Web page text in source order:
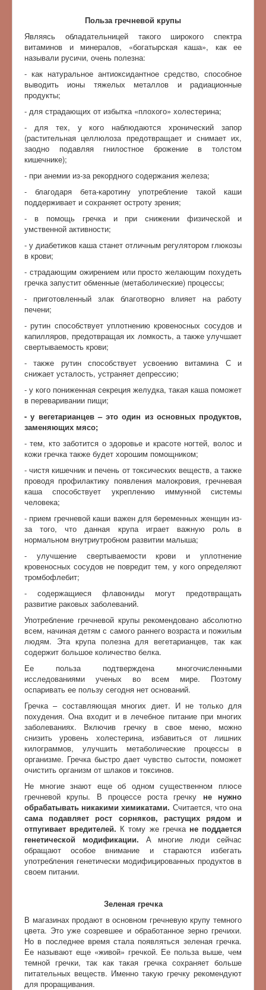
Польза гречневой крупы
Являясь обладательницей такого широкого спектра
витаминов и минералов, «богатырская каша», как ее
называли русичи, очень полезна:
- как натуральное антиоксидантное средство, способное
выводить ионы тяжелых металлов и радиационные
продукты;
- для страдающих от избытка «плохого» холестерина;
- для тех, у кого наблюдаются хронический запор
(растительная целлюлоза предотвращает и снимает их,
заодно подавляя гнилостное брожение в толстом
кишечнике);
- при анемии из-за рекордного содержания железа;
- благодаря бета-каротину употребление такой каши
поддерживает и сохраняет остроту зрения;
- в помощь гречка и при снижении физической и
умственной активности;
- у диабетиков каша станет отличным регулятором глюкозы
в крови;
- страдающим ожирением или просто желающим похудеть
гречка запустит обменные (метаболические) процессы;
- приготовленный злак благотворно влияет на работу
печени;
- рутин способствует уплотнению кровеносных сосудов и
капилляров, предотвращая их ломкость, а также улучшает
свертываемость крови;
- также рутин способствует усвоению витамина С и
снижает усталость, устраняет депрессию;
- у кого пониженная секреция желудка, такая каша поможет
в переваривании пищи;
- у вегетарианцев – это один из основных продуктов,
заменяющих мясо;
- тем, кто заботится о здоровье и красоте ногтей, волос и
кожи гречка также будет хорошим помощником;
- чистя кишечник и печень от токсических веществ, а также
проводя профилактику появления малокровия, гречневая
каша способствует укреплению иммунной системы
человека;
- прием гречневой каши важен для беременных женщин из-
за того, что данная крупа играет важную роль в
нормальном внутриутробном развитии малыша;
- улучшение свертываемости крови и уплотнение
кровеносных сосудов не повредит тем, у кого определяют
тромбофлебит;
- содержащиеся флавониды могут предотвращать
развитие раковых заболеваний.
Употребление гречневой крупы рекомендовано абсолютно
всем, начиная детям с самого раннего возраста и пожилым
людям. Эта крупа полезна для вегетарианцев, так как
содержит большое количество белка.
Ее польза подтверждена многочисленными
исследованиями ученых во всем мире. Поэтому
оспаривать ее пользу сегодня нет оснований.
Гречка – составляющая многих диет. И не только для
похудения. Она входит и в лечебное питание при многих
заболеваниях. Включив гречку в свое меню, можно
снизить уровень холестерина, избавиться от лишних
килограммов, улучшить метаболические процессы в
организме. Гречка быстро дает чувство сытости, поможет
очистить организм от шлаков и токсинов.
Не многие знают еще об одном существенном плюсе
гречневой крупы. В процессе роста гречку не нужно
обрабатывать никакими химикатами. Считается, что она
сама подавляет рост сорняков, растущих рядом и
отпугивает вредителей. К тому же гречка не поддается
генетической модификации. А многие люди сейчас
обращают особое внимание и стараются избегать
употребления генетически модифицированных продуктов в
своем питании.
Зеленая гречка
В магазинах продают в основном гречневую крупу темного
цвета. Это уже созревшее и обработанное зерно гречихи.
Но в последнее время стала появляться зеленая гречка.
Ее называют еще «живой» гречкой. Ее польза выше, чем
темной гречки, так как такая гречка сохраняет больше
питательных веществ. Именно такую гречку рекомендуют
для проращивания.